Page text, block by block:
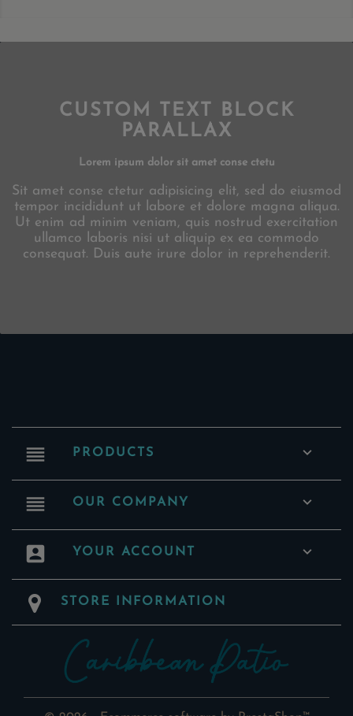
CUSTOM TEXT BLOCK
PARALLAX
Lorem ipsum dolor sit amet conse ctetu
Sit amet conse ctetur adipisicing elit, sed do eiusmod
tempor incididunt ut labore et dolore magna aliqua.
Ut enim ad minim veniam, quis nostrud exercitation
ullamco laboris nisi ut aliquip ex ea commodo
consequat. Duis aute irure dolor in reprehenderit.
reorder PRODUCTS 
reorder OUR COMPANY 
account_box YOUR ACCOUNT 
STORE INFORMATION